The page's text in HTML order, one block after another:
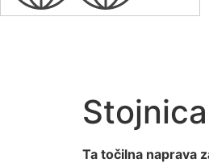
Stojnica
Ta točilna naprava